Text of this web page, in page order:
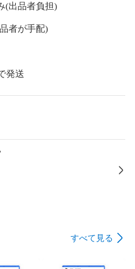
(出品者負担)
者が手配)
発送
すべて見る